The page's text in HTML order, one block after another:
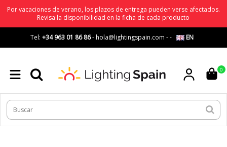
Por vacaciones de verano, los plazos de entrega pueden verse afectados.
Revisa la disponibilidad en la ficha de cada producto
Tel: +34 963 01 86 86-hola@lightingspain.com -- EN
0